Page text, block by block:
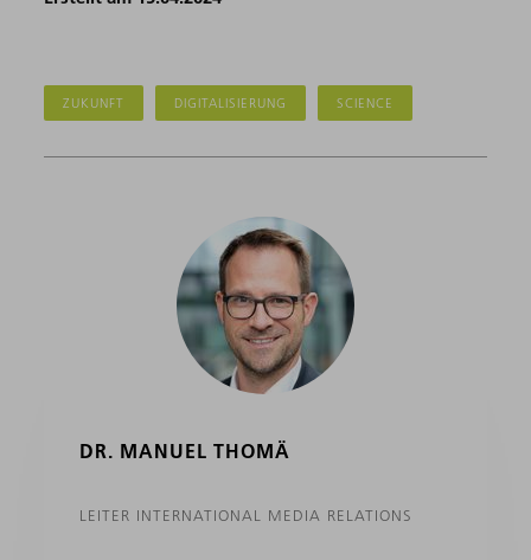
ZUKUNFT DIGITALISIERUNG SCIENCE
DR. MANUEL THOMÄ
LEITER INTERNATIONAL MEDIA RELATIONS